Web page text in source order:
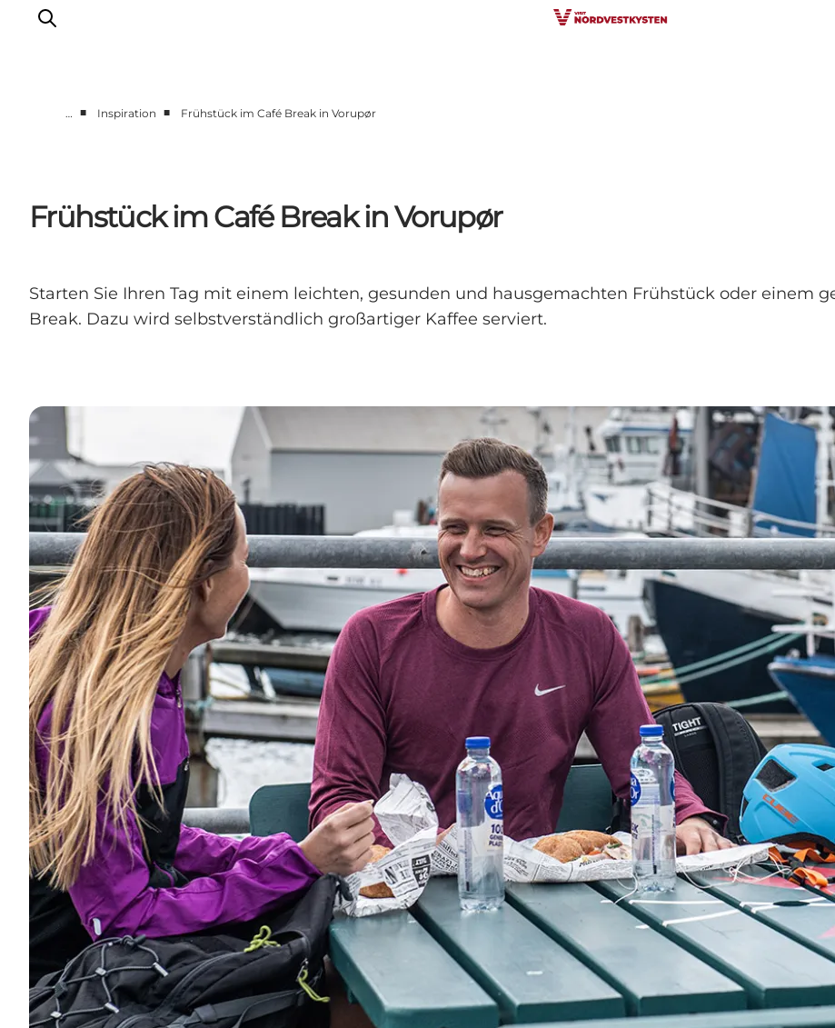
Events
Unterkunft
… ■ Inspiration ■ Frühstück im Café Break in Vorupør
Frühstück im Café Break in Vorupør
Starten Sie Ihren Tag mit einem leichten, gesunden und hausgemachten Frühstück oder einem
Break. Dazu wird selbstverständlich großartiger Kaffee serviert.